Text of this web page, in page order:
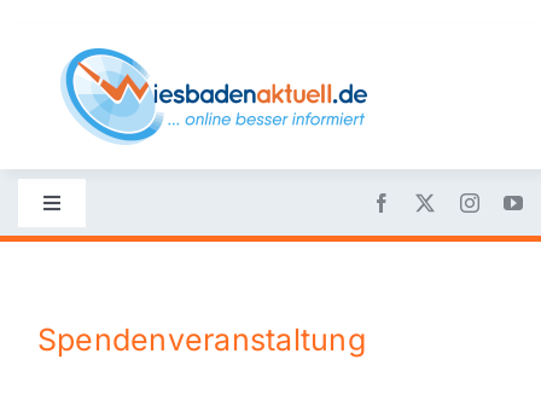
content
Toggle
Navigation
Nachrichten
Spendenveranstaltung